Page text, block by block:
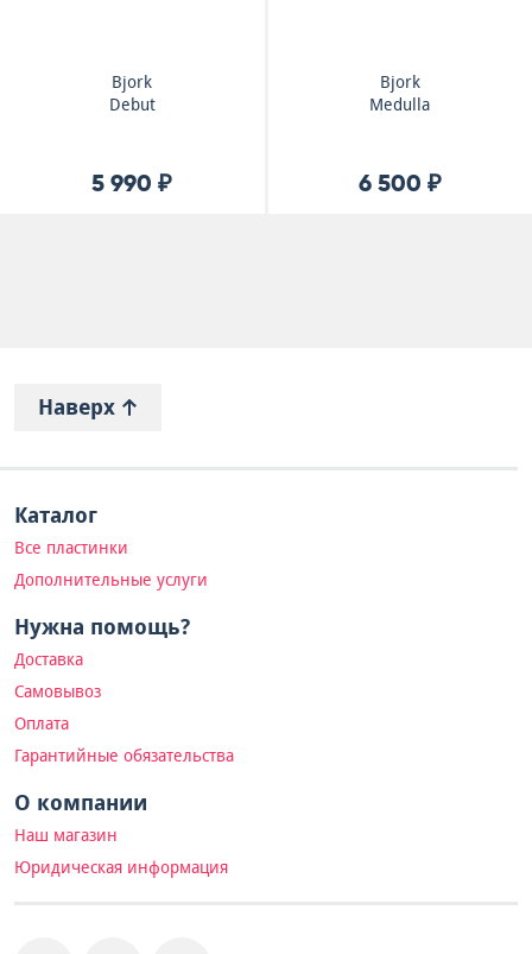
Bjork
Debut
5 990 ₽
Bjork
Medulla
6 500 ₽
Наверх
Каталог
Все пластинки
Дополнительные услуги
Нужна помощь?
Доставка
Самовывоз
Оплата
Гарантийные обязательства
О компании
Наш магазин
Юридическая информация